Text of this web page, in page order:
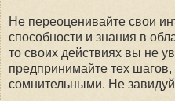
Не переоценивайте свои
способности и знания в
то своих действиях вы не
предпринимайте тех шагов,
сомнительными. Не